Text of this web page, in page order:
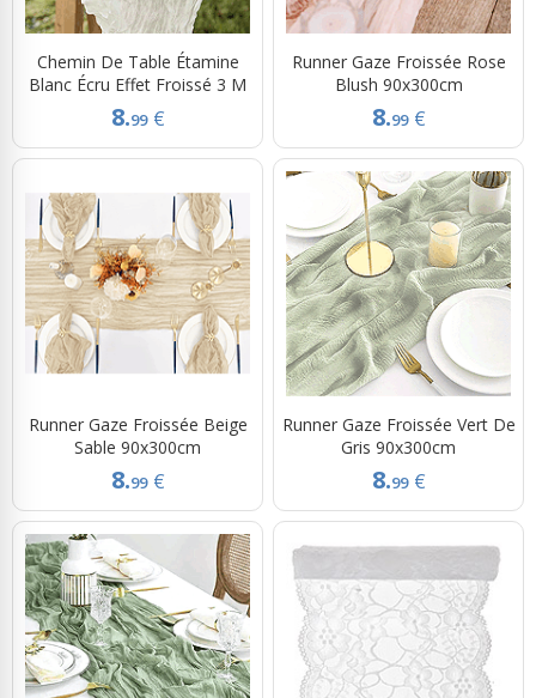
Chemin De Table Étamine
Blanc Écru Effet Froissé 3 M
8.99 €
Runner Gaze Froissée Rose
Blush 90x300cm
8.99 €
Runner Gaze Froissée Beige
Sable 90x300cm
8.99 €
Runner Gaze Froissée Vert De
Gris 90x300cm
8.99 €